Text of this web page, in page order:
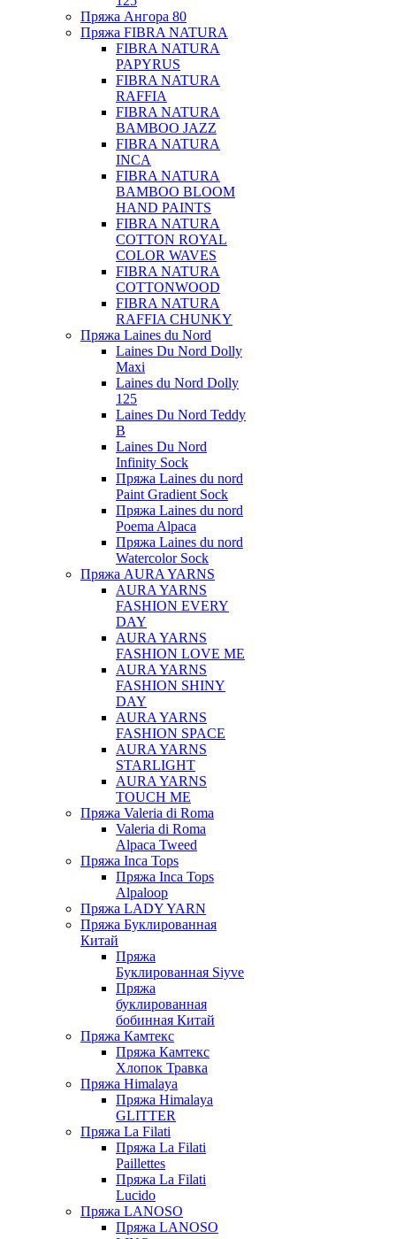
Пряжа Ангора 80
Пряжа FIBRA NATURA
FIBRA NATURA
PAPYRUS
FIBRA NATURA
RAFFIA
FIBRA NATURA
BAMBOO JAZZ
FIBRA NATURA
INCA
FIBRA NATURA
BAMBOO BLOOM
HAND PAINTS
FIBRA NATURA
COTTON ROYAL
COLOR WAVES
FIBRA NATURA
COTTONWOOD
FIBRA NATURA
RAFFIA CHUNKY
Пряжа Laines du Nord
Laines Du Nord Dolly
Maxi
Laines du Nord Dolly
125
Laines Du Nord Teddy
B
Laines Du Nord
Infinity Sock
Пряжа Laines du nord
Paint Gradient Sock
Пряжа Laines du nord
Poema Alpaca
Пряжа Laines du nord
Watercolor Sock
Пряжа AURA YARNS
AURA YARNS
FASHION EVERY
DAY
AURA YARNS
FASHION LOVE ME
AURA YARNS
FASHION SHINY
DAY
AURA YARNS
FASHION SPACE
AURA YARNS
STARLIGHT
AURA YARNS
TOUCH ME
Пряжа Valeria di Roma
Valeria di Roma
Alpaca Tweed
Пряжа Inca Tops
Пряжа Inca Tops
Alpaloop
Пряжа LADY YARN
Пряжа Буклированная
Китай
Пряжа
Буклированная Siyve
Пряжа
буклированная
бобинная Китай
Пряжа Камтекс
Пряжа Камтекс
Хлопок Травка
Пряжа Himalaya
Пряжа Himalaya
GLITTER
Пряжа La Filati
Пряжа La Filati
Paillettes
Пряжа La Filati
Lucido
Пряжа LANOSO
Пряжа LANOSO